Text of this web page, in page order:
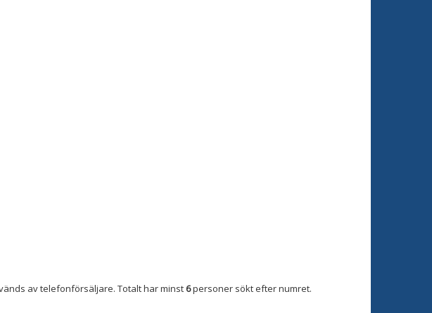
av telefonförsäljare. Totalt har minst 6personer sökt efter numret.